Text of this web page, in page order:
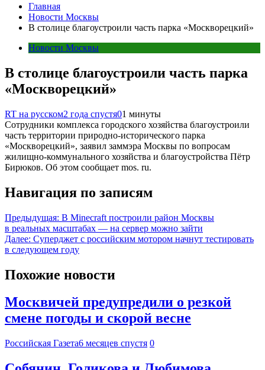
Главная
Новости Москвы
В столице благоустроили часть парка «Москворецкий»
Новости Москвы
В столице благоустроили часть парка
«Москворецкий»
RT на русском2 года спустя01 минуты
Сотрудники комплекса городского хозяйства благоустроили
часть территории природно-исторического парка
«Москворецкий», заявил заммэра Москвы по вопросам
жилищно-коммунального хозяйства и благоустройства Пётр
Бирюков. Об этом сообщает mos. ru.
Навигация по записям
Предыдущая: В Minecraft построили район Москвы
в реальных масштабах — на сервер можно зайти
Далее: Суперджет с российским мотором начнут тестировать
в следующем году
Похожие новости
Москвичей предупредили о резкой
смене погоды и скорой весне
Российская Газета6 месяцев спустя 0